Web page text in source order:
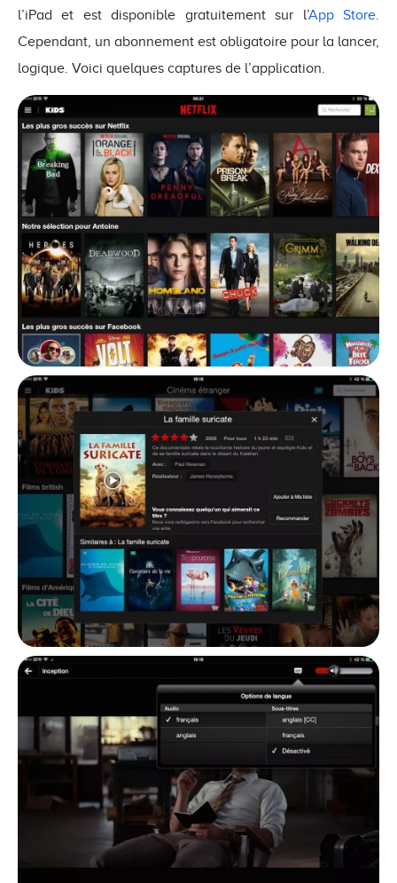
l’iPad et est disponible gratuitement sur l’App Store.
Cependant, un abonnement est obligatoire pour la lancer,
logique. Voici quelques captures de l’application.